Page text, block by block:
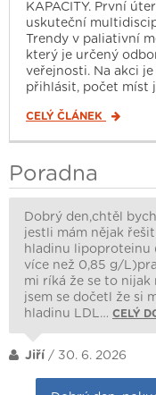
KAPACITY. První
uskuteční
Trendy v paliativní
který je určený
veřejnosti. Na akci
přihlásit, počet míst
CELÝ ČLÁNEK
Poradna
Dobrý den,chtěl
jestli mám nějak
hladinu lipoproteinu
více než 0,85 g/
mi ríká že se to nijak
jsem se dočetl že si
hladinu LDL… CELÝ
Jiří / 30. 6. 2026